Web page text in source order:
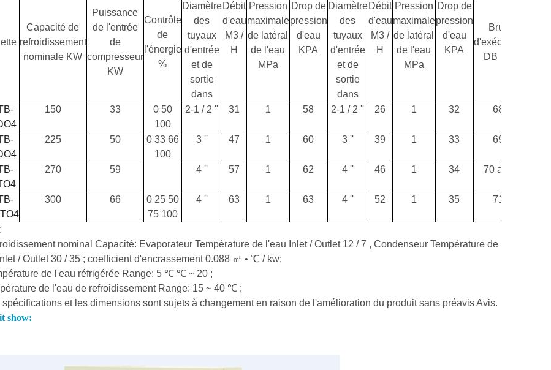
Capacité de
refroidissement
nominale KW
Puissance
de l'entrée
de
compresseur
KW
Contrôle
de
l'énergie
%
Bruit
d'exécution
DB (A)
Diamètre
des
tuyaux
d'entrée
et de
sortie
dans
Débit
d'eau
M3 /
H
Pression
maximale
de latéral
de l'eau
MPa
Drop de
pression
d'eau
KPA
Diamètre
des
tuyaux
d'entrée
et de
sortie
dans
Débit
d'eau
M3 /
H
Pression
maximale
de latéral
de l'eau
MPa
Drop de
pression
d'eau
KPA
150 33
0 50
100
2-1 / 2 '' 31 1 58 2-1 / 2 '' 26 1 32 68
225 50
0 33 66
100
3 '' 47 1 60 3 '' 39 1 33 69
270 59 4 '' 57 1 62 4 '' 46 1 34 70 ans
300 66
0 25 50
75 100
4 '' 63 1 63 4 '' 52 1 35 71
nominal Capacité: Evaporateur Température de l'eau Inlet / Outlet 12 / 7 , Condenseur Température de
/ Outlet 30 / 35 ; coefficient d'encrassement 0.088 ㎡ • ℃ / kw;
de l'eau réfrigérée Range: 5 ℃ ℃ ~ 20 ;
de l'eau de refroidissement Range: 15 ~ 40 ℃ ;
spécifications et les dimensions sont sujets à changement en raison de l'amélioration du produit sans préavis Avis.
show: